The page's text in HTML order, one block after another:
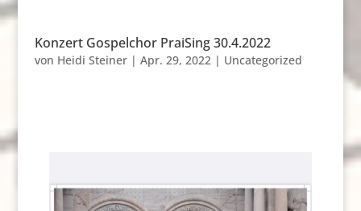
Konzert Gospelchor PraiSing 30.4.2022
von Heidi Steiner| Apr. 29, 2022| Uncategorized